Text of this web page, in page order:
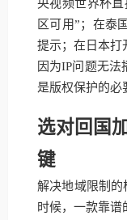
央视频世界杯
区可用”；在泰
提示；在日本打
因为IP问题无
是版权保护的必
选对回国
键
解决地域限制的
时候，一款靠谱